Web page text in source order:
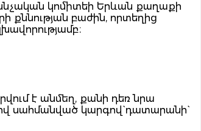
կոմիտեի Երևան քաղաքի
քննության բաժին, որտեղից
է անմեղ, քանի դեռ նրա
սահմանված կարգով` դատարանի`